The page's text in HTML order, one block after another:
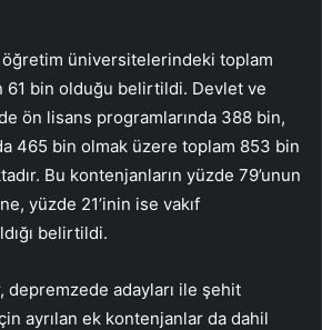
öğretim üniversitelerindeki toplam
61 bin olduğu belirtildi. Devlet ve
ön lisans programlarında 388 bin,
465 bin olmak üzere toplam 853 bin
Bu kontenjanların yüzde 79’unun
yüzde 21’inin ise vakıf
belirtildi.
depremzede adayları ile şehit
ayrılan ek kontenjanlar da dahil